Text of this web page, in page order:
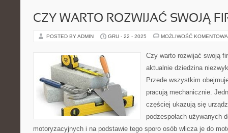
CZY WARTO ROZWIJAĆ SWOJĄ
POSTED BY ADMIN GRU - 22 - 2025 MOŻLIWOŚĆ
Czy warto rozwijać swoją
aktualnie dziedzina
Przede wszystkim
pracują mechanicznie.
częściej ukazują się
podzespołach używanych
motoryzacyjnych i na podstawie tego sporo osób wlicza je do